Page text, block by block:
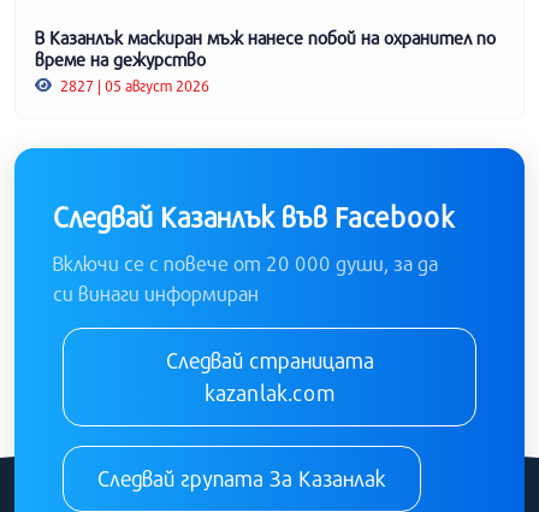
В Казанлък маскиран мъж нанесе побой на охранител по
време на дежурство
2827 | 05 август 2026
Следвай Казанлък във Facebook
Включи се с повече от 20 000 души, за да
си винаги информиран
Следвай страницата
kazanlak.com
Следвай групата За Казанлак